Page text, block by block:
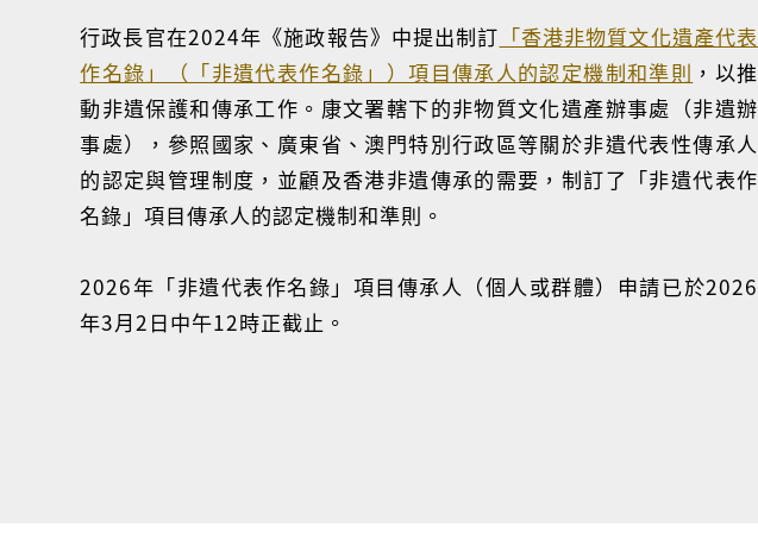
行政長官在2024年《施政報告》中提出制訂 「香港非物質文化遺產代表
作名錄」（「非遺代表作名錄」）項目傳承人的認定機制和準則 ，以推
動非遺保護和傳承工作。康文署轄下的非物質文化遺產辦事處（非遺辦
事處），參照國家、廣東省、澳門特別行政區等關於非遺代表性傳承人
的認定與管理制度，並顧及香港非遺傳承的需要，制訂了「非遺代表作
名錄」項目傳承人的認定機制和準則。
2026年「非遺代表作名錄」項目傳承人（個人或群體）申請已於2026
年3月2日中午12時正截止。